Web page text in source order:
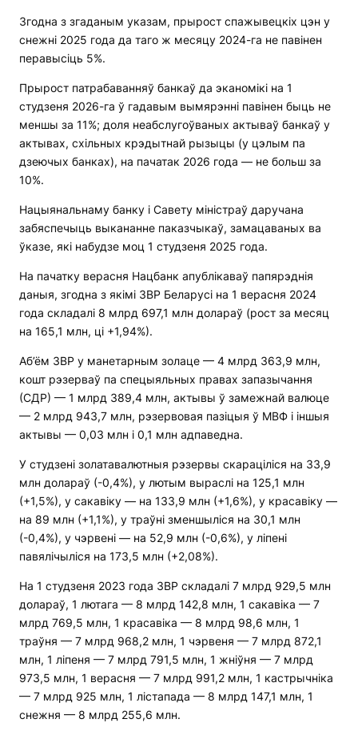
Згодна з згаданым указам, прырост спажывецкіх цэн у
снежні 2025 года да таго ж месяцу 2024-га не павінен
перавысіць 5%.
Прырост патрабаванняў банкаў да эканомікі на 1
студзеня 2026-га ў гадавым вымярэнні павінен быць не
меншы за 11%; доля неабслугоўваных актываў банкаў у
актывах, схільных крэдытнай рызыцы (у цэлым па
дзеючых банках), на пачатак 2026 года — не больш за
10%.
Нацыянальнаму банку і Савету міністраў даручана
забяспечыць выкананне паказчыкаў, замацаваных ва
ўказе, які набудзе моц 1 студзеня 2025 года.
На пачатку верасня Нацбанк апублікаваў папярэднія
даныя, згодна з якімі ЗВР Беларусі на 1 верасня 2024
года складалі 8 млрд 697,1 млн долараў (рост за месяц
на 165,1 млн, ці +1,94%).
Аб’ём ЗВР у манетарным золаце — 4 млрд 363,9 млн,
кошт рэзерваў па спецыяльных правах запазычання
(СДР) — 1 млрд 389,4 млн, актывы ў замежнай валюце
— 2 млрд 943,7 млн, рэзервовая пазіцыя ў МВФ і іншыя
актывы — 0,03 млн і 0,1 млн адпаведна.
У студзені золатавалютныя рэзервы скараціліся на 33,9
млн долараў (-0,4%), у лютым выраслі на 125,1 млн
(+1,5%), у сакавіку — на 133,9 млн (+1,6%), у красавіку —
на 89 млн (+1,1%), у траўні зменшыліся на 30,1 млн
(-0,4%), у чэрвені — на 52,9 млн (-0,6%), у ліпені
павялічыліся на 173,5 млн (+2,08%).
На 1 студзеня 2023 года ЗВР складалі 7 млрд 929,5 млн
долараў, 1 лютага — 8 млрд 142,8 млн, 1 сакавіка — 7
млрд 769,5 млн, 1 красавіка — 8 млрд 98,6 млн, 1
траўня — 7 млрд 968,2 млн, 1 чэрвеня — 7 млрд 872,1
млн, 1 ліпеня — 7 млрд 791,5 млн, 1 жніўня — 7 млрд
973,5 млн, 1 верасня — 7 млрд 991,2 млн, 1 кастрычніка
— 7 млрд 925 млн, 1 лістапада — 8 млрд 147,1 млн, 1
снежня — 8 млрд 255,6 млн.